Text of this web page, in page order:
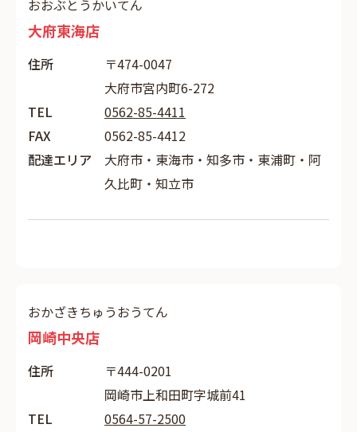
おおぶとうかいてん
大府東海店
住所
〒474-0047
大府市宮内町6-272
TEL
0562-85-4411
FAX
0562-85-4412
配達エリア
大府市・東海市・知多市・東浦町・阿
久比町・知立市
おかざきちゅうおうてん
岡崎中央店
住所
〒444-0201
岡崎市上和田町字城前41
TEL
0564-57-2500